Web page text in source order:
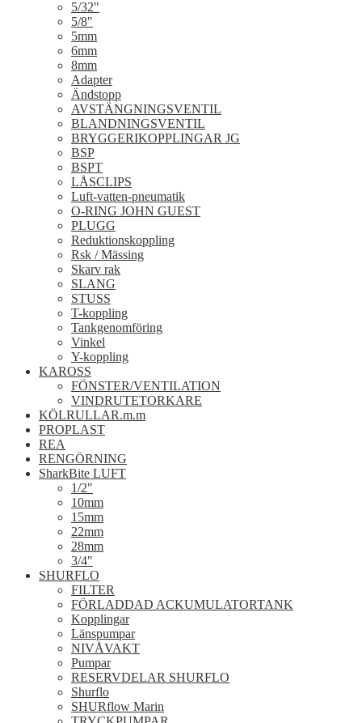
5/32"
5/8"
5mm
6mm
8mm
Adapter
Ändstopp
AVSTÄNGNINGSVENTIL
BLANDNINGSVENTIL
BRYGGERIKOPPLINGAR JG
BSP
BSPT
LÅSCLIPS
Luft-vatten-pneumatik
O-RING JOHN GUEST
PLUGG
Reduktionskoppling
Rsk / Mässing
Skarv rak
SLANG
STUSS
T-koppling
Tankgenomföring
Vinkel
Y-koppling
KAROSS
FÖNSTER/VENTILATION
VINDRUTETORKARE
KÖLRULLAR.m.m
PROPLAST
REA
RENGÖRNING
SharkBite LUFT
1/2"
10mm
15mm
22mm
28mm
3/4"
SHURFLO
FILTER
FÖRLADDAD ACKUMULATORTANK
Kopplingar
Länspumpar
NIVÅVAKT
Pumpar
RESERVDELAR SHURFLO
Shurflo
SHURflow Marin